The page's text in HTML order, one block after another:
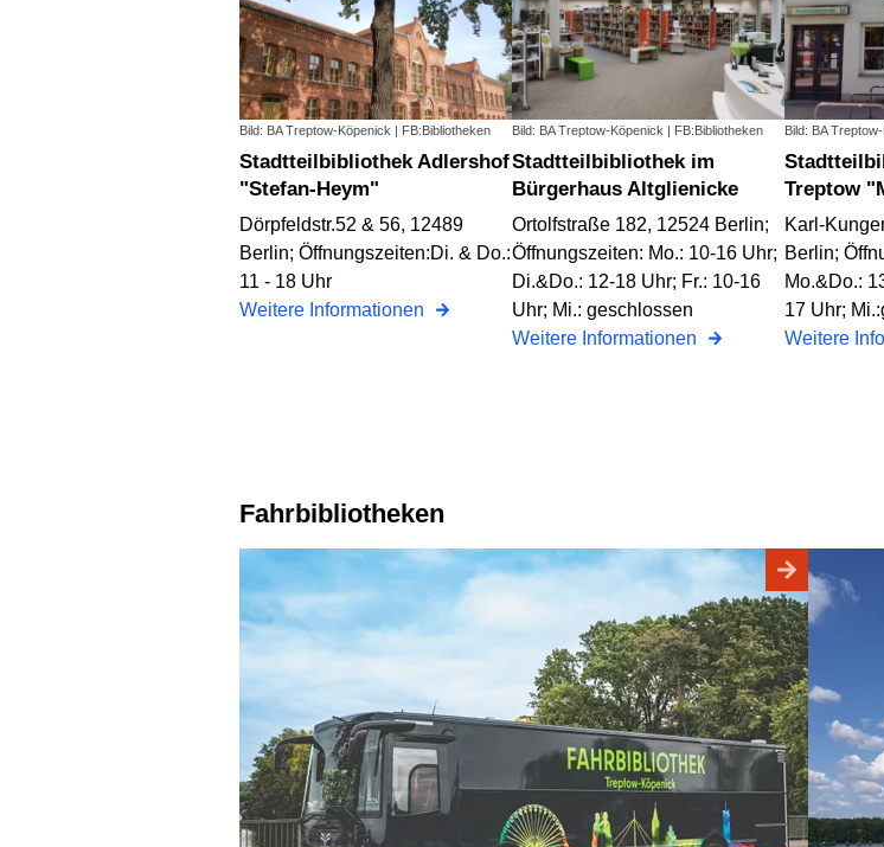
Bild: BA Treptow-Köpenick | FB:Bibliotheken
Stadtteilbibliothek Adlershof
"Stefan-Heym"
Dörpfeldstr.52 & 56, 12489
Berlin; Öffnungszeiten:Di. & Do.:
11 - 18 Uhr
Weitere Informationen
Bild: BA Treptow-Köpenick | FB:Bibliotheken
Stadtteilbibliothek im
Bürgerhaus Altglienicke
Ortolfstraße 182, 12524 Berlin;
Öffnungszeiten: Mo.: 10-16 Uhr;
Di.&Do.: 12-18 Uhr; Fr.: 10-16
Uhr; Mi.: geschlossen
Weitere Informationen
Bild: BA
Stadtteilbibliothek Alt-
Treptow
Karl-
Berlin;
Mo.&Do.:
17 Uhr;
Weitere
Fahrbibliotheken